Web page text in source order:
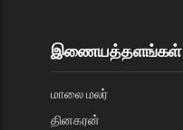
இணையத்தளங்கள்
மாலை மலர்
தினகரன்